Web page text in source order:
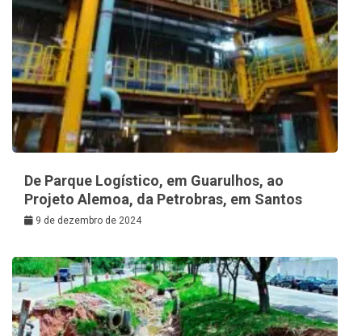
De Parque Logístico, em Guarulhos, ao
Projeto Alemoa, da Petrobras, em Santos
9 de dezembro de 2024